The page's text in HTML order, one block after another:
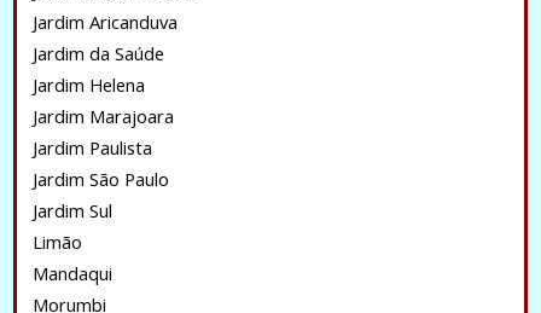
Jardim Aricanduva
Jardim da Saúde
Jardim Helena
Jardim Marajoara
Jardim Paulista
Jardim São Paulo
Jardim Sul
Limão
Mandaqui
Morumbi